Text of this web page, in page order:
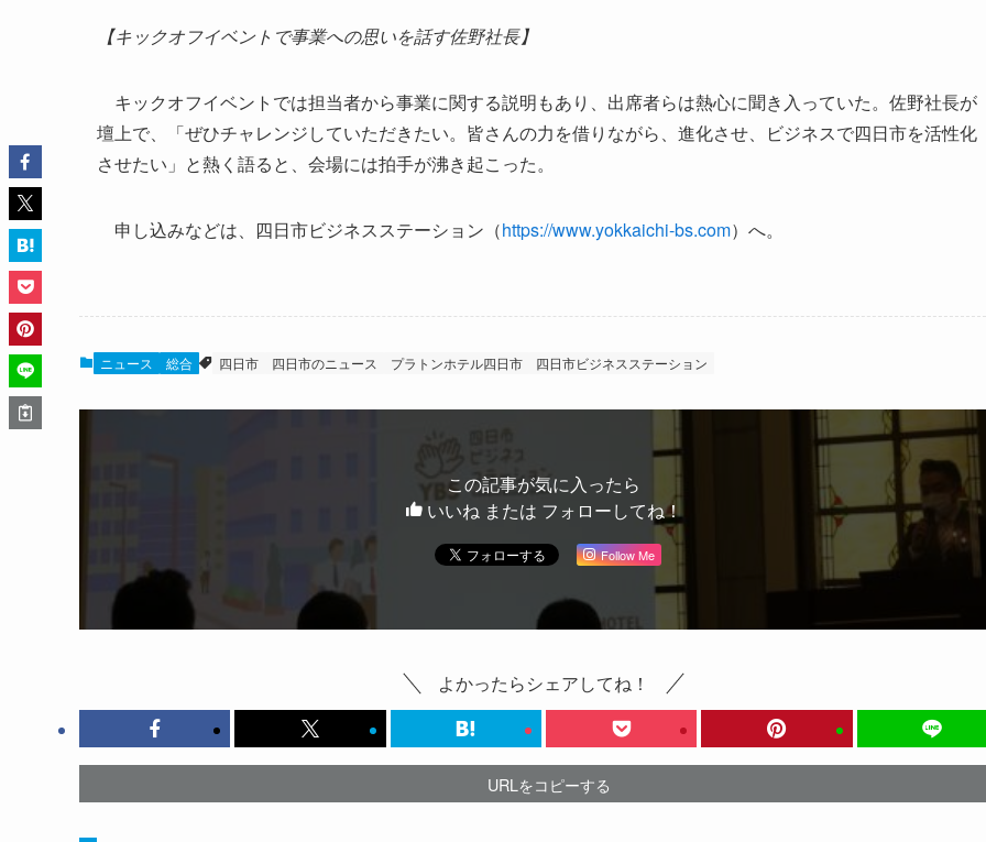
【キックオフイベントで事業への思いを話す佐野社長】
キックオフイベントでは担当者から事業に関する説明もあり、出席者らは熱心に聞き入っていた。佐野社長が
壇上で、「ぜひチャレンジしていただきたい。皆さんの力を借りながら、進化させ、ビジネスで四日市を活性化
させたい」と熱く語ると、会場には拍手が沸き起こった。
申し込みなどは、四日市ビジネスステーション（https://www.yokkaichi-bs.com）へ。
ニュース 総合 四日市 四日市のニュース プラトンホテル四日市 四日市ビジネスステーション
この記事が気に入ったら
いいね または フォローしてね！
Follow Me
よかったらシェアしてね！
URLをコピーする